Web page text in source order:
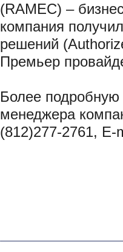
(RAMEC) –
компания
решений
Премьер
Более
менеджера
(812)277-2761, E-